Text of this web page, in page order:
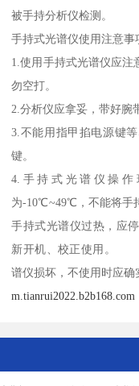
被手持分析仪检测。
手持式光谱仪使用注
1.使用手持式光谱仪应注
勿空打。
2.分析仪应拿妥，带好
3.不能用指甲掐电源键
键。
4.手持式光谱仪操
为-10℃~49℃，不能将手
手持式光谱仪过热，应
新开机、校正使用。
谱仪损坏，不使用时应确
m.tianrui2022.b2b168.com